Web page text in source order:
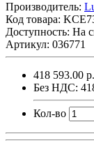
Производитель:
Код товара:
Доступность: На
Артикул: 036771
418 593.00 р.
Без НДС:
Кол-во